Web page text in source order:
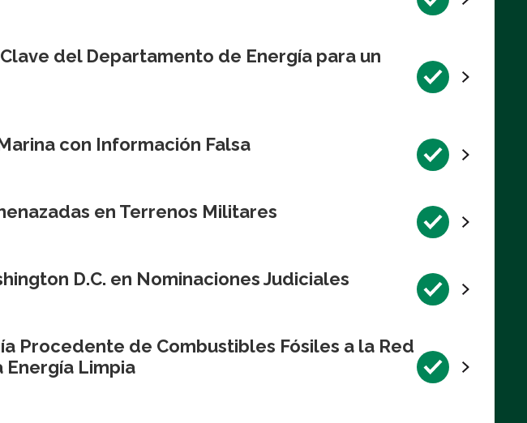
del Departamento de Energía para un
con Información Falsa
en Terrenos Militares
D.C. en Nominaciones Judiciales
Procedente de Combustibles Fósiles a la Red
Limpia